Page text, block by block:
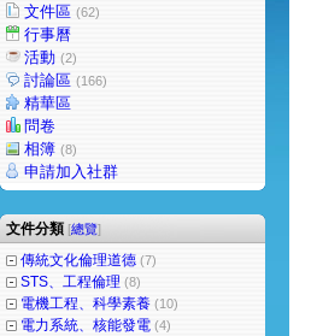
文件區 (62)
行事曆
活動 (2)
討論區 (166)
精華區
問卷
相簿 (8)
申請加入社群
文件分類 [總覽]
傳統文化倫理道德 (7)
STS、工程倫理 (8)
電機工程、科學素養 (10)
電力系統、核能發電 (4)